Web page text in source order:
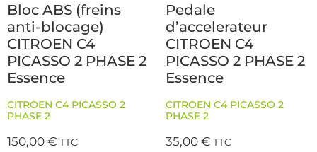
Bloc ABS (freins
anti-blocage)
CITROEN C4
PICASSO 2 PHASE 2
Essence
CITROEN C4 PICASSO 2
PHASE 2
150,00€ TTC
Pedale
d’accelerateur
CITROEN C4
PICASSO 2 PHASE 2
Essence
CITROEN C4 PICASSO 2
PHASE 2
35,00€ TTC